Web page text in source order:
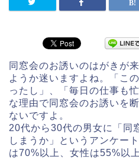
同窓会のお誘いのはがきが
ようか迷いますよね。「こ
ったし」、「毎日の仕事も
な理由で同窓会のお誘いを
ないですよ。
20代から30代の男女に「同
しまうか」というアンケー
は70%以上、女性は55%以